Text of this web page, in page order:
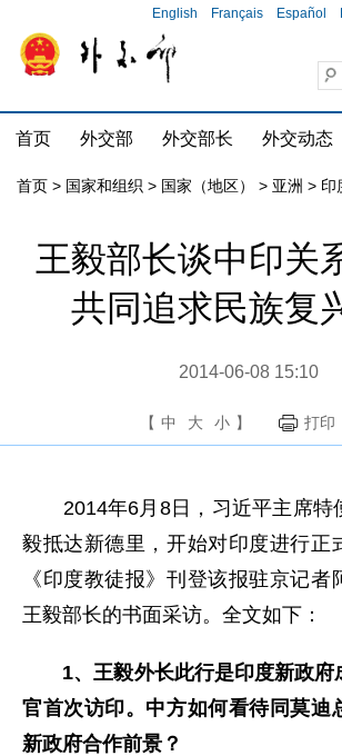
English Français Español
首页 外交部 外交部长 外交动态
首页 > 国家和组织 > 国家（地区） > 亚洲 > 印
王毅部长谈中印关
共同追求民族复
2014-06-08 15:10
【 中 大 小 】 打印
2014年6月8日，习近平主席特
毅抵达新德里，开始对印度进行正
《印度教徒报》刊登该报驻京记者
王毅部长的书面采访。全文如下：
1、王毅外长此行是印度新政府
官首次访印。中方如何看待同莫迪
新政府合作前景？